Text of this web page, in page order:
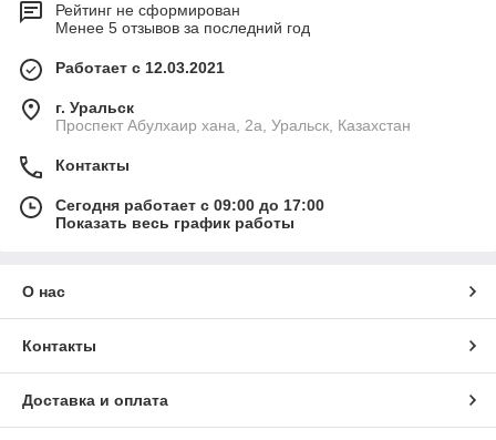
Рейтинг не сформирован
Менее 5 отзывов за последний год
Работает с 12.03.2021
г. Уральск
Проспект Абулхаир хана, 2а, Уральск, Казахстан
Контакты
Сегодня работает с 09:00 до 17:00
Показать весь график работы
О нас
Контакты
Доставка и оплата